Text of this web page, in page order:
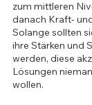
zum mittleren
danach Kraft-
Solange sollten
ihre Stärken und
werden, diese
Lösungen
wollen.